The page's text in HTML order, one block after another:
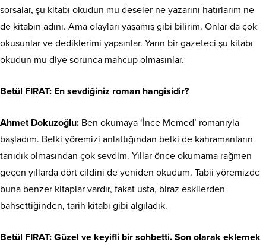
sorsalar, şu kitabı okudun mu deseler ne yazarını hatırlarım ne
de kitabın adını. Ama olayları yaşamış gibi bilirim. Onlar da çok
okusunlar ve dediklerimi yapsınlar. Yarın bir gazeteci şu kitabı
okudun mu diye sorunca mahcup olmasınlar.
Betül FIRAT: En sevdiğiniz roman hangisidir?
Ahmet Dokuzoğlu: Ben okumaya ‘İnce Memed’ romanıyla
başladım. Belki yöremizi anlattığından belki de kahramanların
tanıdık olmasından çok sevdim. Yıllar önce okumama rağmen
geçen yıllarda dört cildini de yeniden okudum. Tabii yöremizde
buna benzer kitaplar vardır, fakat usta, biraz eskilerden
bahsettiğinden, tarih kitabı gibi algıladık.
Betül FIRAT: Güzel ve keyifli bir sohbetti. Son olarak eklemek